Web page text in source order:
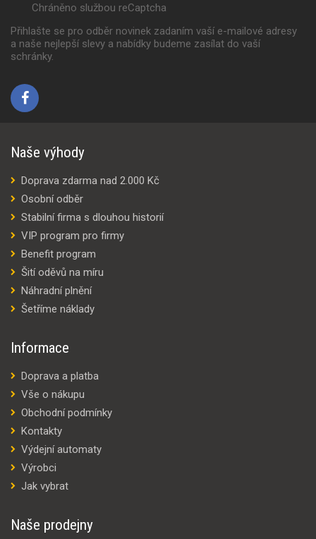
Chráněno službou reCaptcha
Přihlašte se pro odběr novinek zadaním vaší e-mailové adresy
a naše nejlepší slevy a nabídky budeme zasílat do vaší
schránky.
Naše výhody
Doprava zdarma nad 2.000 Kč
Osobní odběr
Stabilní firma s dlouhou historií
VIP program pro firmy
Benefit program
Šití oděvů na míru
Náhradní plnění
Šetříme náklady
Informace
Doprava a platba
Vše o nákupu
Obchodní podmínky
Kontakty
Výdejní automaty
Výrobci
Jak vybrat
Naše prodejny